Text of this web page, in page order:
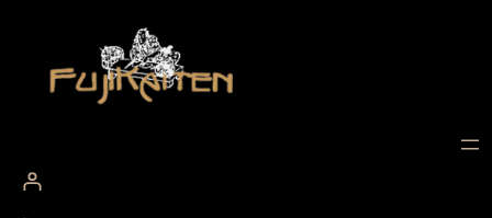
springen